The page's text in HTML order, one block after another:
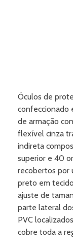
Óculos de
confeccionado
de armação
flexível cinza
indireta
superior e 40
recobertos por
preto em
ajuste de
parte lateral
PVC
cobre toda a